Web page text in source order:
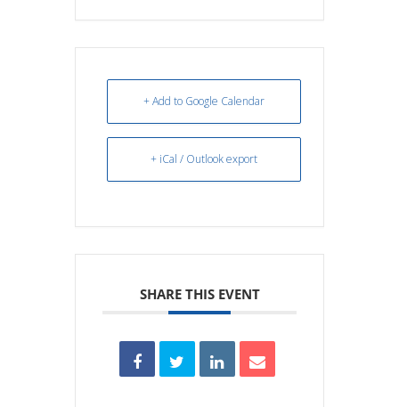
+ Add to Google Calendar
+ iCal / Outlook export
SHARE THIS EVENT